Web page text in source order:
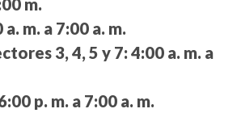
a. m. a 7:00 a. m.
3, 4, 5 y 7: 4:00 a. m. a
p. m. a 7:00 a. m.